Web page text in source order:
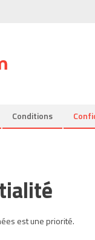
Conditions
est une priorité.